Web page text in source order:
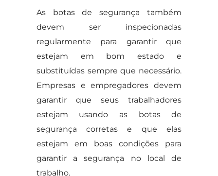
As botas de segurança também
devem ser inspecionadas
regularmente para garantir que
estejam em bom estado e
substituídas sempre que necessário.
Empresas e empregadores devem
garantir que seus trabalhadores
estejam usando as botas de
segurança corretas e que elas
estejam em boas condições para
garantir a segurança no local de
trabalho.